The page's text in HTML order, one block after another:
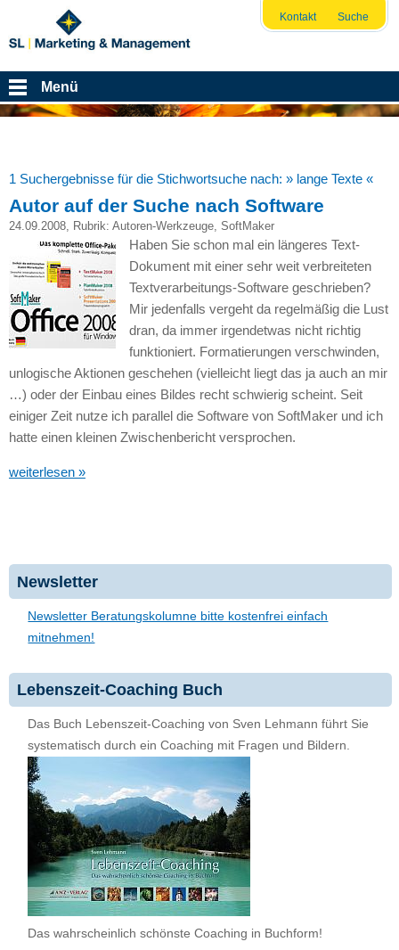
Kontakt Suche
Menü
1 Suchergebnisse für die Stichwortsuche nach: » lange Texte «
Autor auf der Suche nach Software
24.09.2008, Rubrik: Autoren-Werkzeuge, SoftMaker
Haben Sie schon mal ein längeres Text-
Dokument mit einer sehr weit verbreiteten
Textverarbeitungs-Software geschrieben?
Mir jedenfalls vergeht da regelmäßig die Lust
dran, da immer irgendetwas nicht richtig
funktioniert. Formatierungen verschwinden,
unlogische Aktionen geschehen (vielleicht liegt das ja auch an mir
…) oder der Einbau eines Bildes recht schwierig scheint. Seit
einiger Zeit nutze ich parallel die Software von SoftMaker und ich
hatte einen kleinen Zwischenbericht versprochen.
weiterlesen »
Newsletter
Newsletter Beratungskolumne bitte kostenfrei einfach
mitnehmen!
Lebenszeit-Coaching Buch
Das Buch Lebenszeit-Coaching von Sven Lehmann führt Sie
systematisch durch ein Coaching mit Fragen und Bildern.
Das wahrscheinlich schönste Coaching in Buchform!